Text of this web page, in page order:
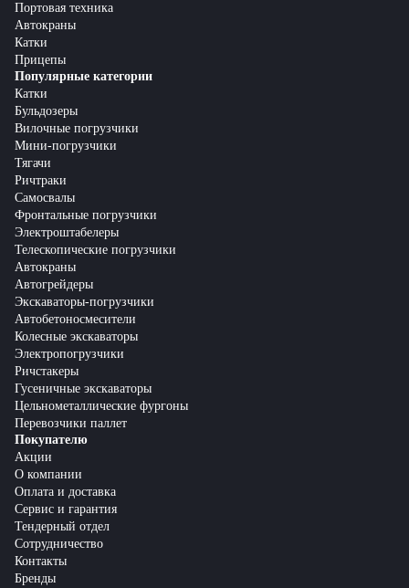
Портовая техника
Автокраны
Катки
Прицепы
Популярные категории
Катки
Бульдозеры
Вилочные погрузчики
Мини-погрузчики
Тягачи
Ричтраки
Самосвалы
Фронтальные погрузчики
Электроштабелеры
Телескопические погрузчики
Автокраны
Автогрейдеры
Экскаваторы-погрузчики
Автобетоносмесители
Колесные экскаваторы
Электропогрузчики
Ричстакеры
Гусеничные экскаваторы
Цельнометаллические фургоны
Перевозчики паллет
Покупателю
Акции
О компании
Оплата и доставка
Сервис и гарантия
Тендерный отдел
Сотрудничество
Контакты
Бренды